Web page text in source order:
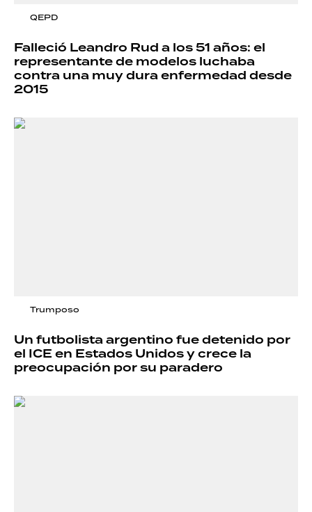
QEPD
Falleció Leandro Rud a los 51 años: el
representante de modelos luchaba
contra una muy dura enfermedad desde
2015
Trumposo
Un futbolista argentino fue detenido por
el ICE en Estados Unidos y crece la
preocupación por su paradero